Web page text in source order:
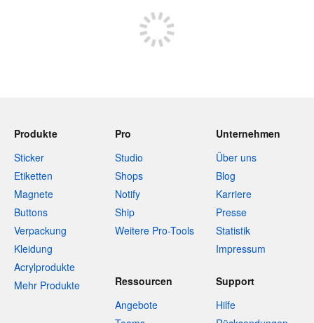
Produkte
Sticker
Etiketten
Magnete
Buttons
Verpackung
Kleidung
Acrylprodukte
Mehr Produkte
Pro
Studio
Shops
Notify
Ship
Weitere Pro-Tools
Unternehmen
Über uns
Blog
Karriere
Presse
Statistik
Impressum
Ressourcen
Angebote
Support
Hilfe